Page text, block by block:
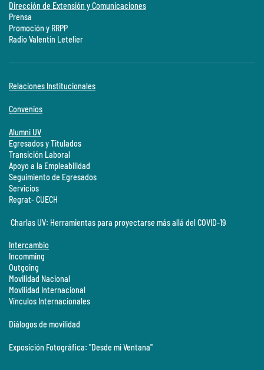
Dirección de Extensión y Comunicaciones
Prensa
Promoción y RRPP
Radio Valentín Letelier
Relaciones Institucionales
Convenios
Alumni UV
Egresados y Titulados
Transición Laboral
Apoyo a la Empleabilidad
Seguimiento de Egresados
Servicios
Regrat- CUECH
Charlas UV: Herramientas para proyectarse más allá del COVID-19
Intercambio
Incomming
Outgoing
Movilidad Nacional
Movilidad Internacional
Vínculos Internacionales
Diálogos de movilidad
Exposición Fotográfica: "Desde mi Ventana"